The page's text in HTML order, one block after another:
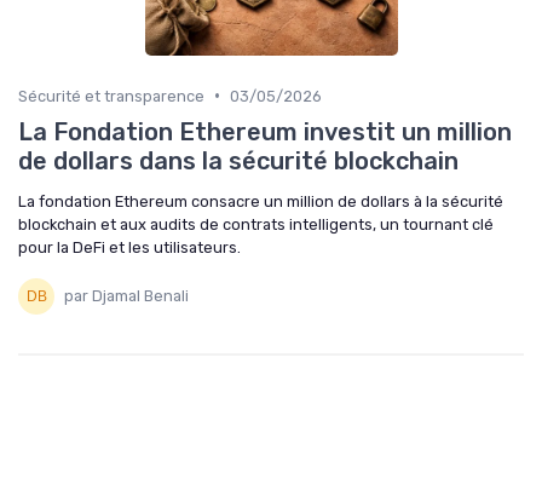
Sécurité et transparence • 03/05/2026
La Fondation Ethereum investit un million
de dollars dans la sécurité blockchain
La fondation Ethereum consacre un million de dollars à la sécurité
blockchain et aux audits de contrats intelligents, un tournant clé
pour la DeFi et les utilisateurs.
par Djamal Benali